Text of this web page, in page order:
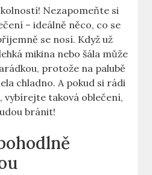
Nezapomeňte si
– ideálně něco, co se
se nosí. Když už
mikina nebo šála může
protože na palubě
chladno. A pokud si rádi
vybírejte taková oblečení,
bránit!